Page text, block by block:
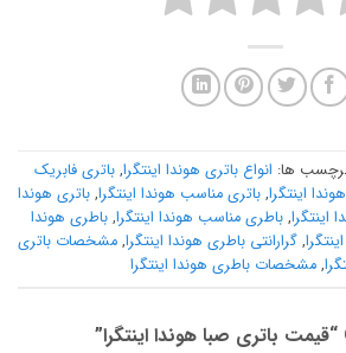
ها: انواع باتری هوندا اینتگرا, باتری فابریک
اینتگرا, باتری مناسب هوندا اینتگرا, باتری هوندا
اینتگرا,باطری مناسب هوندا اینتگرا,باطری هوندا
, گرارانتی باطری هوندا اینتگرا, مشخصات باتری
,مشخصات باطری هوندا اینتگرا
قیمت باتری صبا هوندا اینتگرا”